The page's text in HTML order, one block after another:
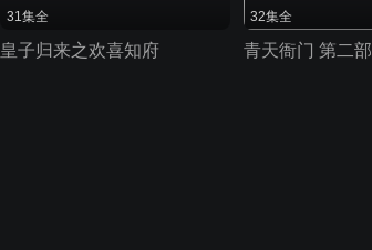
31集全
皇子归来之欢喜知府
32集全
青天衙门 第二部